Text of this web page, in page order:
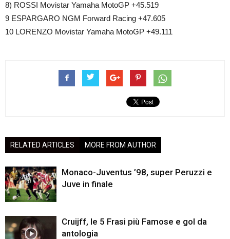
8) ROSSI Movistar Yamaha MotoGP +45.519
9 ESPARGARO NGM Forward Racing +47.605
10 LORENZO Movistar Yamaha MotoGP +49.111
RELATED ARTICLES MORE FROM AUTHOR
Monaco-Juventus ’98, super Peruzzi e
Juve in finale
Cruijff, le 5 Frasi più Famose e gol da
antologia